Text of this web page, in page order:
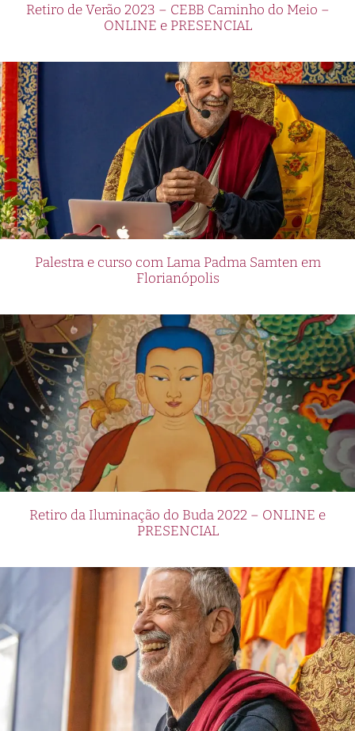
Retiro de Verão 2023 – CEBB Caminho do Meio –
ONLINE e PRESENCIAL
Palestra e curso com Lama Padma Samten em
Florianópolis
Retiro da Iluminação do Buda 2022 – ONLINE e
PRESENCIAL